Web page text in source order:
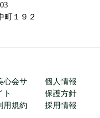
町１９２
心会サ
ト
個人情報
保護方針
用規約
採用情報